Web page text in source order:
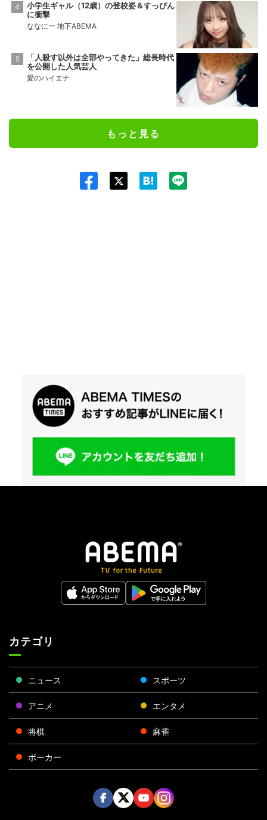
小学生ギャル（12歳）の登校姿＆すっぴん
に衝撃
ななにー 地下ABEMA
「人殺す以外は全部やってきた」総長時代
を公開した人気芸人
愛のハイエナ
もっと見る
カテゴリ
ニュース スポーツ
アニメ エンタメ
将棋 麻雀
ポーカー